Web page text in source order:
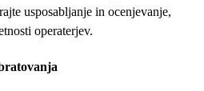
usposabljanje in ocenjevanje,
operaterjev.